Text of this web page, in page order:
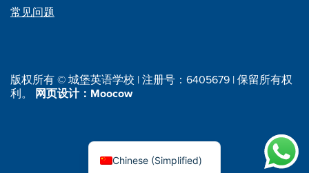
常见问题
版权所有 © 城堡英语学校 | 注册号：6405679 | 保留所有权
利。 网页设计：Moocow
Chinese (Simplified)